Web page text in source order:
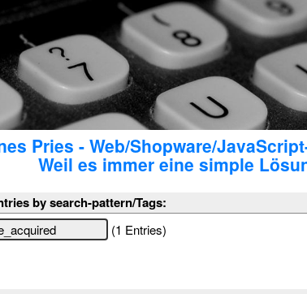
Pries - Web/Shopware/
Weil es immer eine simple
by search-pattern/Tags:
(1 Entries)